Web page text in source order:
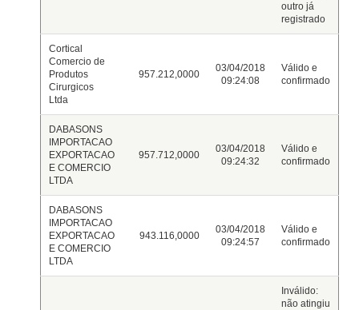
outro já
registrado
Cortical
Comercio de
Produtos
Cirurgicos
Ltda
957.212,0000
03/04/2018
09:24:08
Válido e
confirmado
DABASONS
IMPORTACAO
EXPORTACAO
E COMERCIO
LTDA
957.712,0000
03/04/2018
09:24:32
Válido e
confirmado
DABASONS
IMPORTACAO
EXPORTACAO
E COMERCIO
LTDA
943.116,0000
03/04/2018
09:24:57
Válido e
confirmado
Inválido:
não atingiu